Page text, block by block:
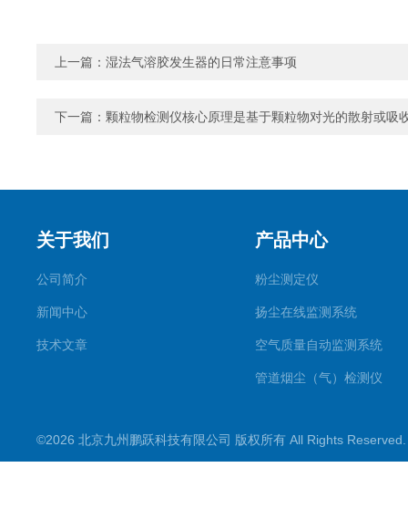
上一篇： 湿法气溶胶发生器的日常注意事项
下一篇： 颗粒物检测仪核心原理是基于颗粒物对光的散射或吸
关于我们
公司简介
新闻中心
技术文章
产品中心
粉尘测定仪
扬尘在线监测系统
空气质量自动监测系统
管道烟尘（气）检测仪
©2026 北京九州鹏跃科技有限公司 版权所有 All Rights